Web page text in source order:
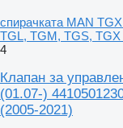
спирачката MAN
TGL, TGM, TGS, TGX
4
Клапан за
(01.07-)
(2005-2021)